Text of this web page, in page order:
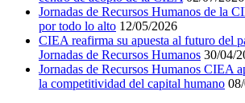
Jornadas de Recursos Humanos de la
por todo lo alto 12/05/2026
CIEA reafirma su apuesta al futuro del
Jornadas de Recursos Humanos 30/04/
Jornadas de Recursos Humanos CIEA
la competitividad del capital humano